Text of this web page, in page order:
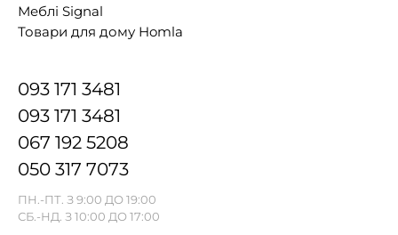
Меблі Signal
Товари для дому Homla
093 171 3481
093 171 3481
067 192 5208
050 317 7073
ПН.-ПТ. З 9:00 ДО 19:00
СБ.-НД. З 10:00 ДО 17:00